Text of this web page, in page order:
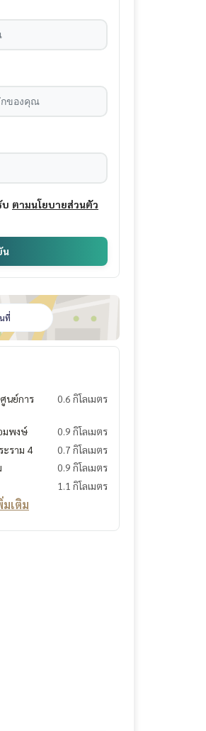
บ ตามนโยบายส่วนตัว
น
ที่
ศูนย์การ
0.6 กิโลเมตร
มพงษ์
0.9 กิโลเมตร
ะราม 4
0.7 กิโลเมตร
0.9 กิโลเมตร
1.1 กิโลเมตร
เติม